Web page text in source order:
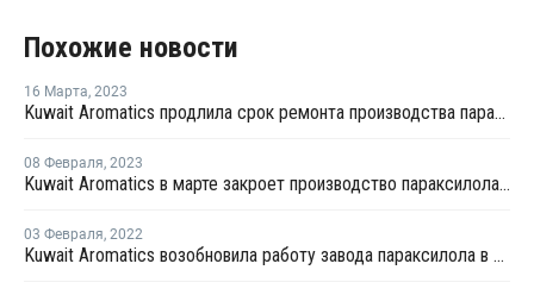
Похожие новости
16 Марта, 2023
Kuwait Aromatics продлила срок ремонта производства параксилола в Кувейте до конца марта
08 Февраля, 2023
Kuwait Aromatics в марте закроет производство параксилола в Кувейте на профилактику
03 Февраля, 2022
Kuwait Aromatics возобновила работу завода параксилола в Кувейте после профилактики